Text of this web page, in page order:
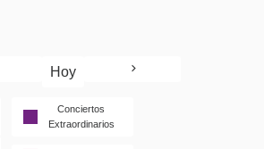
Hoy
Conciertos
Extraordinarios